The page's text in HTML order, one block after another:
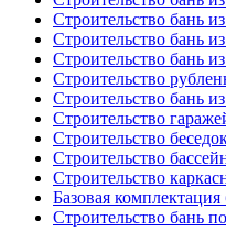
Строительство бань
Строительство бань
Строительство бань
Строительство
Строительство бань
Строительство
Строительство
Строительство
Строительство
Базовая комплектация
Строительство бань